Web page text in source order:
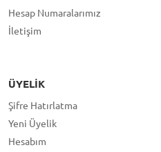
Hesap Numaralarımız
İletişim
ÜYELIK
Şifre Hatırlatma
Yeni Üyelik
Hesabım